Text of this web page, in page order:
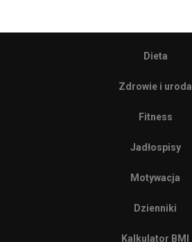
Dieta
Zdrowie i uroda
Fitness
Jadłospisy
Motywacja
Dzienniki
Kalkulator BMI